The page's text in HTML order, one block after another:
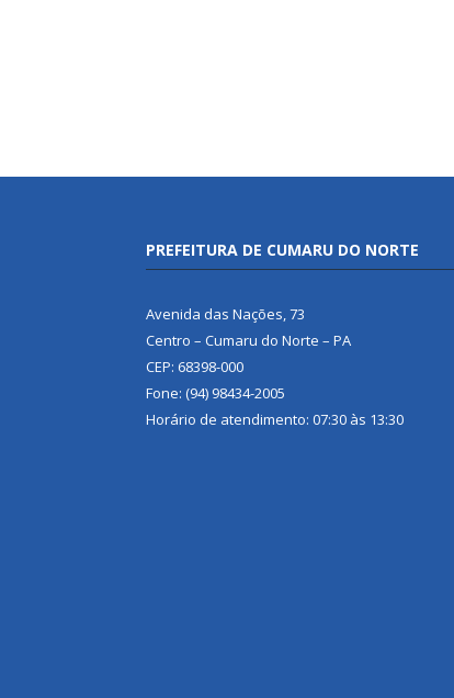
PREFEITURA DE CUMARU DO NORTE
Avenida das Nações, 73
Centro – Cumaru do Norte – PA
CEP: 68398-000
Fone: (94) 98434-2005
Horário de atendimento: 07:30 às 13:30